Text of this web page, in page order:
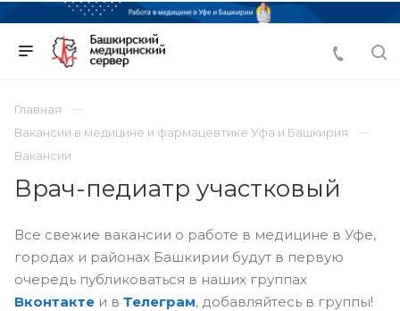
Главная
Вакансии в медицине и фармацевтике Уфа и Башкирия
Вакансии
Врач-педиатр участковый
Все свежие вакансии о работе в медицине в Уфе,
городах и районах Башкирии будут в первую
очередь публиковаться в наших группах
Вконтакте и в Телеграм, добавляйтесь в группы!